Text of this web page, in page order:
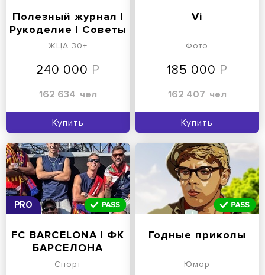
Полезный журнал |
Рукоделие | Советы
ЖЦА 30+
240 000
162 634 чел
Купить
Vi
Фото
185 000
162 407 чел
Купить
PRO
FC BARCELONA | ФК
БАРСЕЛОНА
Спорт
Годные приколы
Юмор